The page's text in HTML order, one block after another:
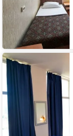
Гостиница
Адмирал